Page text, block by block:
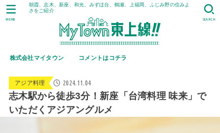
朝霞、志木、新座、和光、みずほ台、鶴瀬、上福岡、ふじみ野の住みよ
さをご紹介
株式会社マイタウン コメントはコチラ
SEARCH
MENU
アジア料理 2024.11.04
志木駅から徒歩3分！新座「台湾料理 味来」で
いただくアジアングルメ